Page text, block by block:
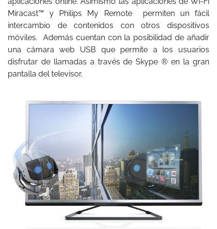
Miracast™ y Philips My Remote
permiten un fácil
intercambio de contenidos con otros dispositivos
móviles.
Además cuentan con la posibilidad de añadir
una cámara web USB que permite a los usuarios
disfrutar de llamadas a través de Skype ® en la gran
pantalla del televisor.